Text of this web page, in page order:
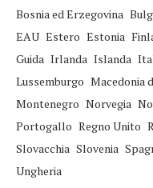
Bosnia ed Erzegovina
EAU Estero Estonia
Guida Irlanda Islanda
Lussemburgo Macedonia
Montenegro Norvegia
Portogallo Regno Unito
Slovacchia Slovenia
Ungheria